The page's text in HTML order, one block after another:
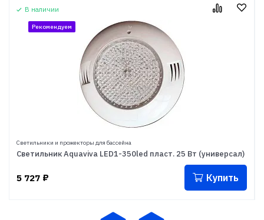
В наличии
Рекомендуем
Светильники и прожекторы для бассейна
Светильник Aquaviva LED1-350led пласт. 25 Вт (универсал)
5 727 ₽ Купить